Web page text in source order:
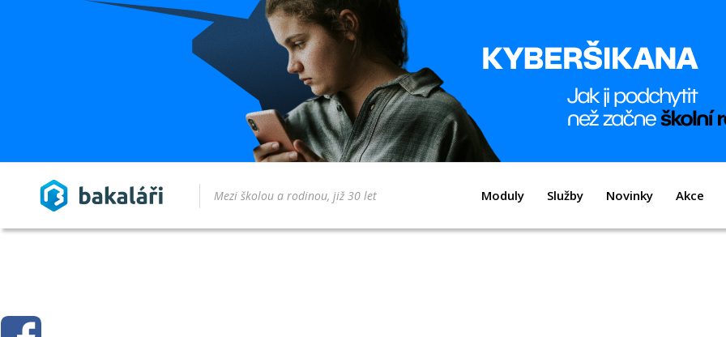
Moduly Služby Novinky Akce